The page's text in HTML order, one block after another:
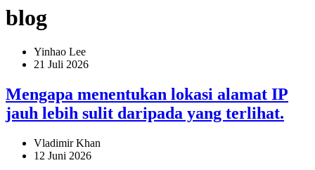
blog
Yinhao Lee
21 Juli 2026
Mengapa menentukan lokasi alamat IP
jauh lebih sulit daripada yang terlihat.
Vladimir Khan
12 Juni 2026